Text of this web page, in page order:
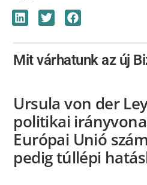
Mit várhatunk az új
Ursula von der
politikai
Európai Unió
pedig túllépi